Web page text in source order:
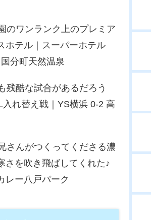
のワンランク上のプレミア
ホテル｜スーパーホテル
分町天然温泉
残酷な試合があるだろう
入れ替え戦｜YS横浜 0-2 高
さんがつくってくださる濃
さを吹き飛ばしてくれた♪
レー八戸パーク